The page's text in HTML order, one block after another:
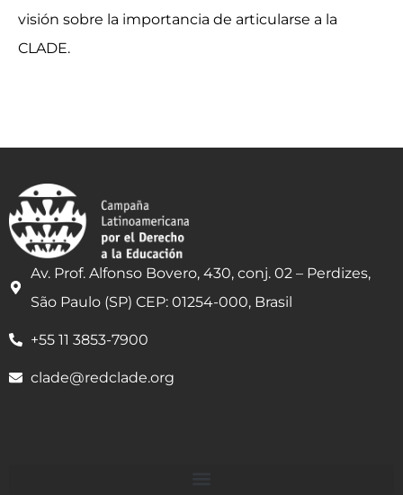
visión sobre la importancia de articularse a la
CLADE.
Av. Prof. Alfonso Bovero, 430, conj. 02 – Perdizes,
São Paulo (SP) CEP: 01254-000, Brasil
+55 11 3853-7900
clade@redclade.org